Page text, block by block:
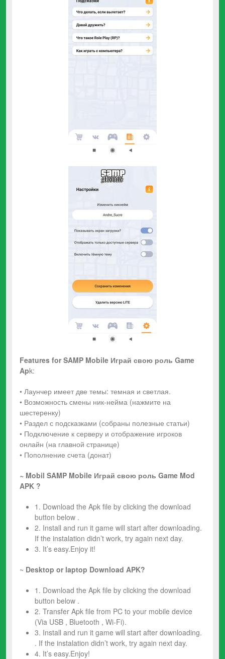
Features for SAMP Mobile Играй свою роль Game
Apk:
• Лаунчер имеет две темы: темная и светлая.
• Возможность смены ник-нейма (нажмите на
шестеренку)
• Раздел с подсказками (собраны полезные статьи)
• Подключение к серверу и отображение игроков
онлайн (на главной странице)
• Пополнение счета (донат)
~ Mobil SAMP Mobile Играй свою роль Game Mod
APK ?
1. Download the Apk file by clicking the download
button below .
2. Install and run it game will start after downloading.
If the instalation didn’t work, try again next day.
3. It’s easy.Enjoy it!
~ Desktop or laptop Download APK?
1. Download the Apk file by clicking the download
button below .
2. Transfer Apk file from PC to your mobile device
(Via USB , Bluetooth , Wi-Fi).
3. Install and run it game will start after downloading.
. If the instalation didn’t work, try again next day.
4. It’s easy.Enjoy!